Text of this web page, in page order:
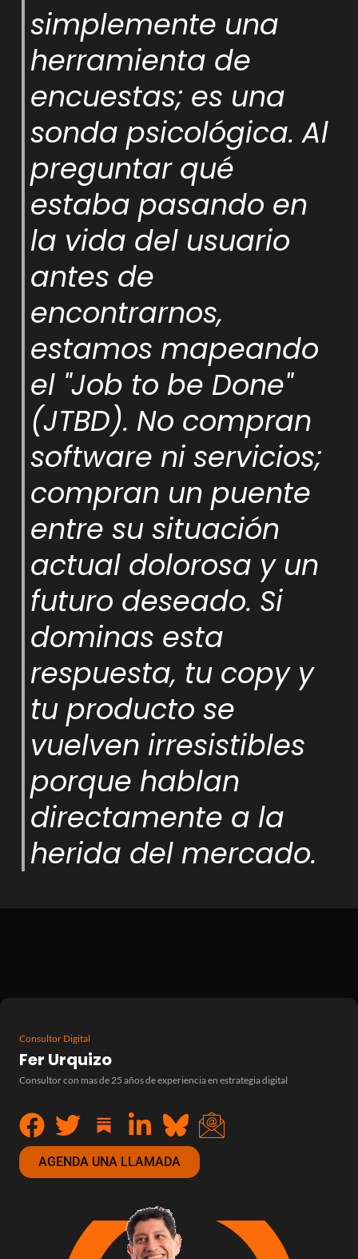
simplemente una
herramienta de
encuestas; es una
sonda psicológica. Al
preguntar qué
estaba pasando en
la vida del usuario
antes de
encontrarnos,
estamos mapeando
el "Job to be Done"
(JTBD). No compran
software ni servicios;
compran un puente
entre su situación
actual dolorosa y un
futuro deseado. Si
dominas esta
respuesta, tu copy y
tu producto se
vuelven irresistibles
porque hablan
directamente a la
herida del mercado.
Consultor Digital
Fer Urquizo
Consultor con mas de 25 años de experiencia en estrategia digital
AGENDA UNA LLAMADA